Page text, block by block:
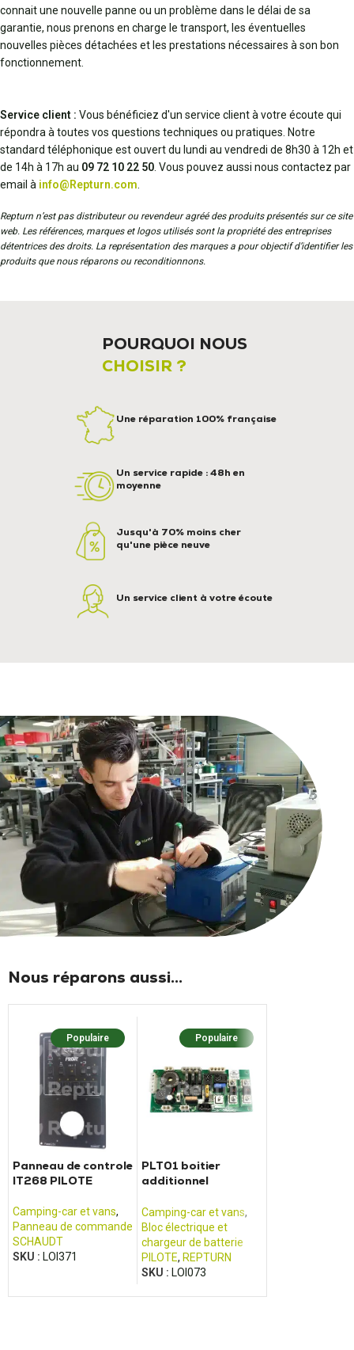
connait une nouvelle panne ou un problème dans le délai de sa
garantie, nous prenons en charge le transport, les éventuelles
nouvelles pièces détachées et les prestations nécessaires à son bon
fonctionnement.
Service client : Vous bénéficiez d'un service client à votre écoute qui
répondra à toutes vos questions techniques ou pratiques. Notre
standard téléphonique est ouvert du lundi au vendredi de 8h30 à 12h et
de 14h à 17h au 09 72 10 22 50 . Vous pouvez aussi nous contactez par
email à info@Repturn.com
Repturn n’est pas distributeur ou revendeur agréé des produits présentés sur ce site
web. Les références, marques et logos utilisés sont la propriété des entreprises
détentrices des droits. La représentation des marques a pour objectif d’identifier les
produits que nous réparons ou reconditionnons.
POURQUOI NOUS
CHOISIR ?
Une réparation 100% française
Un service rapide : 48h en
moyenne
Jusqu'à 70% moins cher
qu'une pièce neuve
Un service client à votre écoute
Nous réparons aussi...
Populaire
Panneau de controle
IT268 PILOTE
Camping-car et vans,
Panneau de commande
SCHAUDT
SKU : LOI371
Populaire
PLT01 boitier
additionnel
bloc électrique
Pilote
Camping-car et vans,
Bloc électrique et
chargeur de batterie
PILOTE, REPTURN
SKU : LOI073